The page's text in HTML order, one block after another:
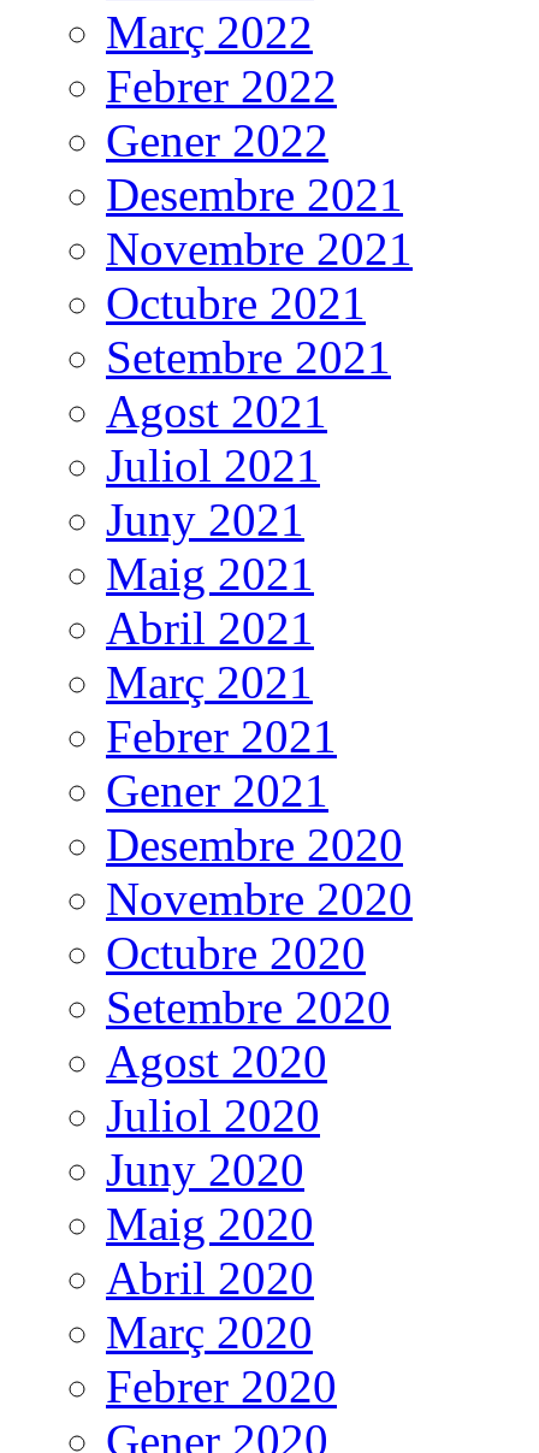
Març 2022
Febrer 2022
Gener 2022
Desembre 2021
Novembre 2021
Octubre 2021
Setembre 2021
Agost 2021
Juliol 2021
Juny 2021
Maig 2021
Abril 2021
Març 2021
Febrer 2021
Gener 2021
Desembre 2020
Novembre 2020
Octubre 2020
Setembre 2020
Agost 2020
Juliol 2020
Juny 2020
Maig 2020
Abril 2020
Març 2020
Febrer 2020
Gener 2020